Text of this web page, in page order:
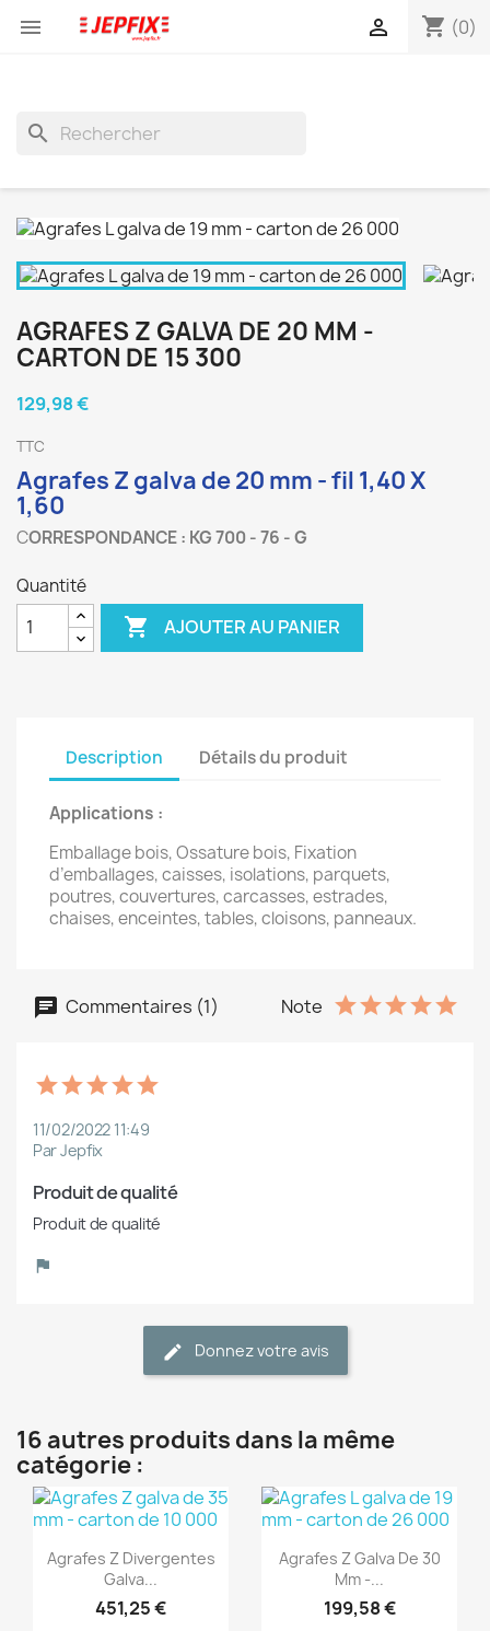
 shopping_cart (0)

search
AGRAFES Z GALVA DE 20 MM -
CARTON DE 15 300
129,98 €
TTC
Agrafes Z galva de 20 mm - fil 1,40 X
1,60
CORRESPONDANCE : KG 700 - 76 - G
Quantité
 AJOUTER AU PANIER
Description Détails du produit
Applications :
Emballage bois, Ossature bois, Fixation
d’emballages, caisses, isolations, parquets,
poutres, couvertures, carcasses, estrades,
chaises, enceintes, tables, cloisons, panneaux.
Commentaires (1) Note
11/02/2022 11:49
Par Jepfix
Produit de qualité
Produit de qualité
Donnez votre avis
16 autres produits dans la même
catégorie :
Aperçu rapide
Agrafes Z Divergentes
Galva...
451,25 €
(1)
Aperçu rapide
Agrafes Z Galva De 30
Mm -...
199,58 €
(1)